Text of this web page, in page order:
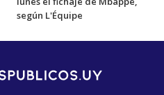
según L'Équipe